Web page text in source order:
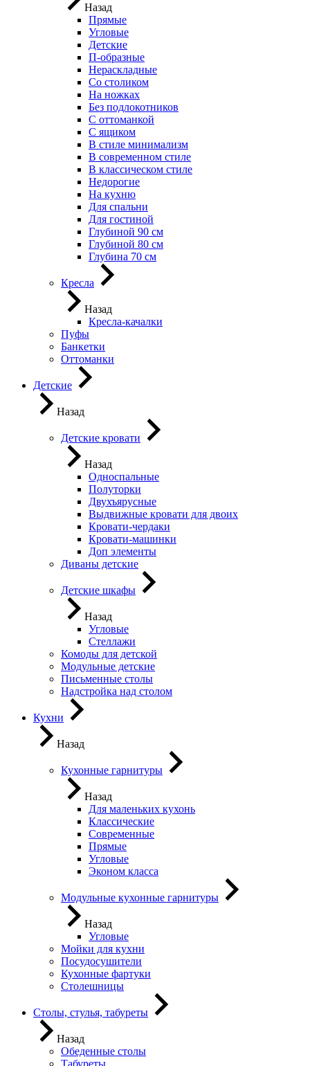
Назад
Прямые
Угловые
Детские
П-образные
Нераскладные
Со столиком
На ножках
Без подлокотников
С оттоманкой
С ящиком
В стиле минимализм
В современном стиле
В классическом стиле
Недорогие
На кухню
Для спальни
Для гостиной
Глубиной 90 см
Глубиной 80 см
Глубина 70 см
Кресла
Назад
Кресла-качалки
Пуфы
Банкетки
Оттоманки
Детские
Назад
Детские кровати
Назад
Односпальные
Полуторки
Двухъярусные
Выдвижные кровати для двоих
Кровати-чердаки
Кровати-машинки
Доп элементы
Диваны детские
Детские шкафы
Назад
Угловые
Стеллажи
Комоды для детской
Модульные детские
Письменные столы
Надстройка над столом
Кухни
Назад
Кухонные гарнитуры
Назад
Для маленьких кухонь
Классические
Современные
Прямые
Угловые
Эконом класса
Модульные кухонные гарнитуры
Назад
Угловые
Мойки для кухни
Посудосушители
Кухонные фартуки
Столешницы
Столы, стулья, табуреты
Назад
Обеденные столы
Табуреты